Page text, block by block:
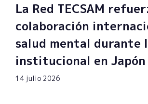
La Red TECSAM
colaboración
salud mental durante
institucional en Japón
14 julio 2026